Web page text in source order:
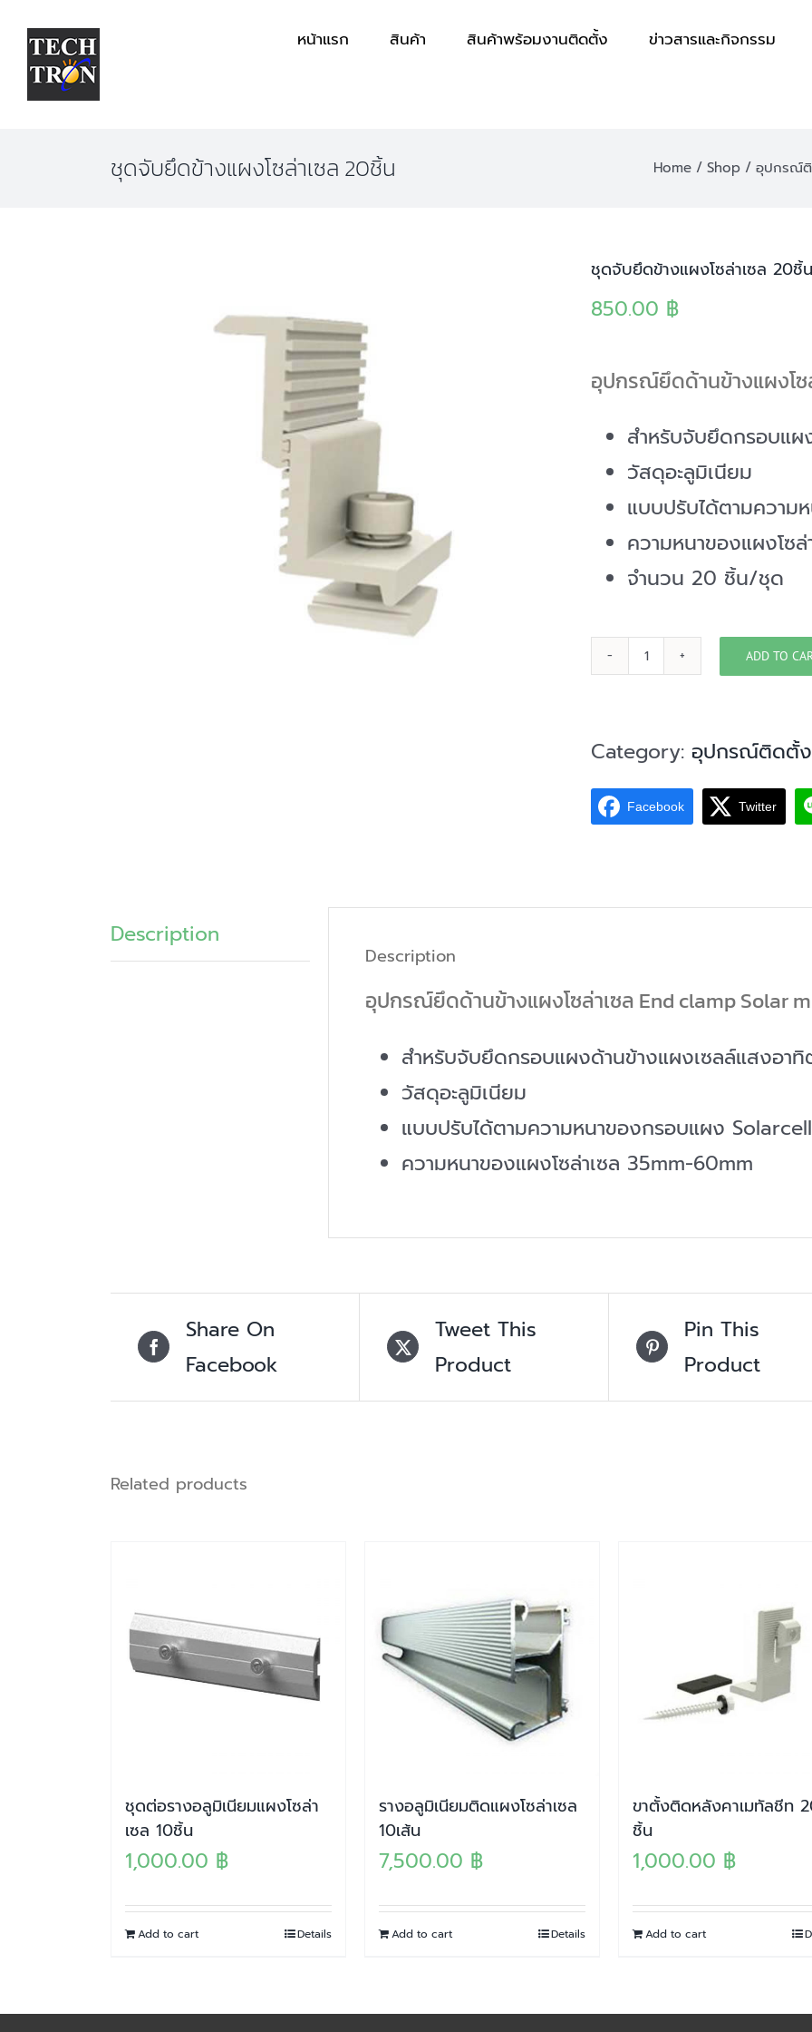
content
หน้าแรก สินค้า สินค้าพร้อมงานติดตั้ง ข่าวสารและกิจกรรม
ชุดจับยึดข้างแผงโซล่าเซล 20ชิ้น Home Shop อุปกรณ์ติ
ชุดจับยึดข้างแผงโซล่าเซล 20ชิ้น
850.00 ฿
อุปกรณ์ยึดด้านข้างแผงโซ
สำหรับจับยึดกรอบแผ
วัสดุอะลูมิเนียม
แบบปรับได้ตามความ
ความหนาของแผงโซ
จำนวน 20 ชิ้น/ชุด
ชุด
ยึด
แผง
quantity
ADD TO
Category: อุปกรณ์ติดตั้ง
Facebook Twitter
Description
Description
อุปกรณ์ยึดด้านข้างแผงโซล่าเซล End clamp Solar
สำหรับจับยึดกรอบแผงด้านข้างแผงเซลล์แสงอา
วัสดุอะลูมิเนียม
แบบปรับได้ตามความหนาของกรอบแผง Solarcell
ความหนาของแผงโซล่าเซล 35mm-60mm
Share On
Facebook
Tweet This
Product
Pin This
Product
Related products
ชุดต่อรางอลูมิเนียมแผงโซล่า
เซล 10ชิ้น
1,000.00 ฿
Add to cart Details
รางอลูมิเนียมติดแผงโซล่าเซล
10เส้น
7,500.00 ฿
Add to cart Details
ขาตั้งติดหลังคาเมทัลชีท
ชิ้น
1,000.00 ฿
Add to cart